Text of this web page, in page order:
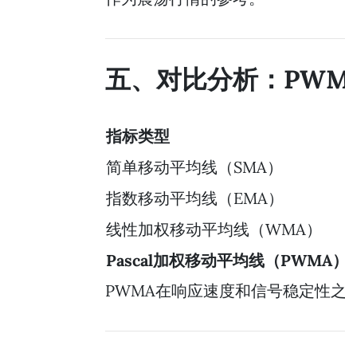
五、对比分析：
指标类型
简单移动平均线（SMA）
指数移动平均线（EMA）
线性加权移动平均线（WMA）
Pascal加权移动平均线（PWMA）
PWMA在响应速度和信号稳定性